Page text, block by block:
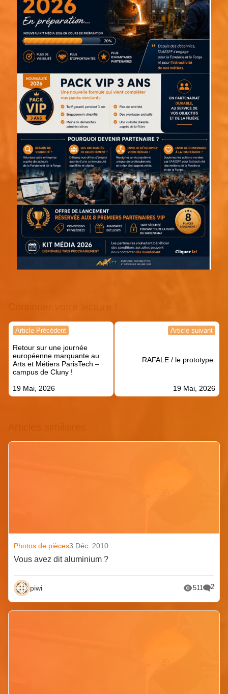
Navigation
l’article
Article Précédent
Retour sur une journée
européenne marquante au
Arts et Métiers ParisTech –
campus de Cluny !
19 Mai, 2026
Article suivant
RAFALE / le prototype.
19 Mai, 2026
Photos de pièces3 Déc. 2010
Vous avez dit aluminium ?
piwi 511 2